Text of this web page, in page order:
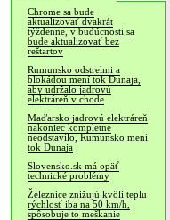
Chrome sa bude
aktualizovať dvakrát
týždenne, v budúcnosti sa
bude aktualizovať bez
reštartov
Rumunsko odstrelmi a
blokádou mení tok Dunaja,
aby udržalo jadrovú
elektráreň v chode
Maďarsko jadrovú elektráreň
nakoniec kompletne
neodstavilo, Rumunsko mení
tok Dunaja
Slovensko.sk má opäť
technické problémy
Železnice znižujú kvôli teplu
rýchlosť iba na 50 km/h,
spôsobuje to meškanie